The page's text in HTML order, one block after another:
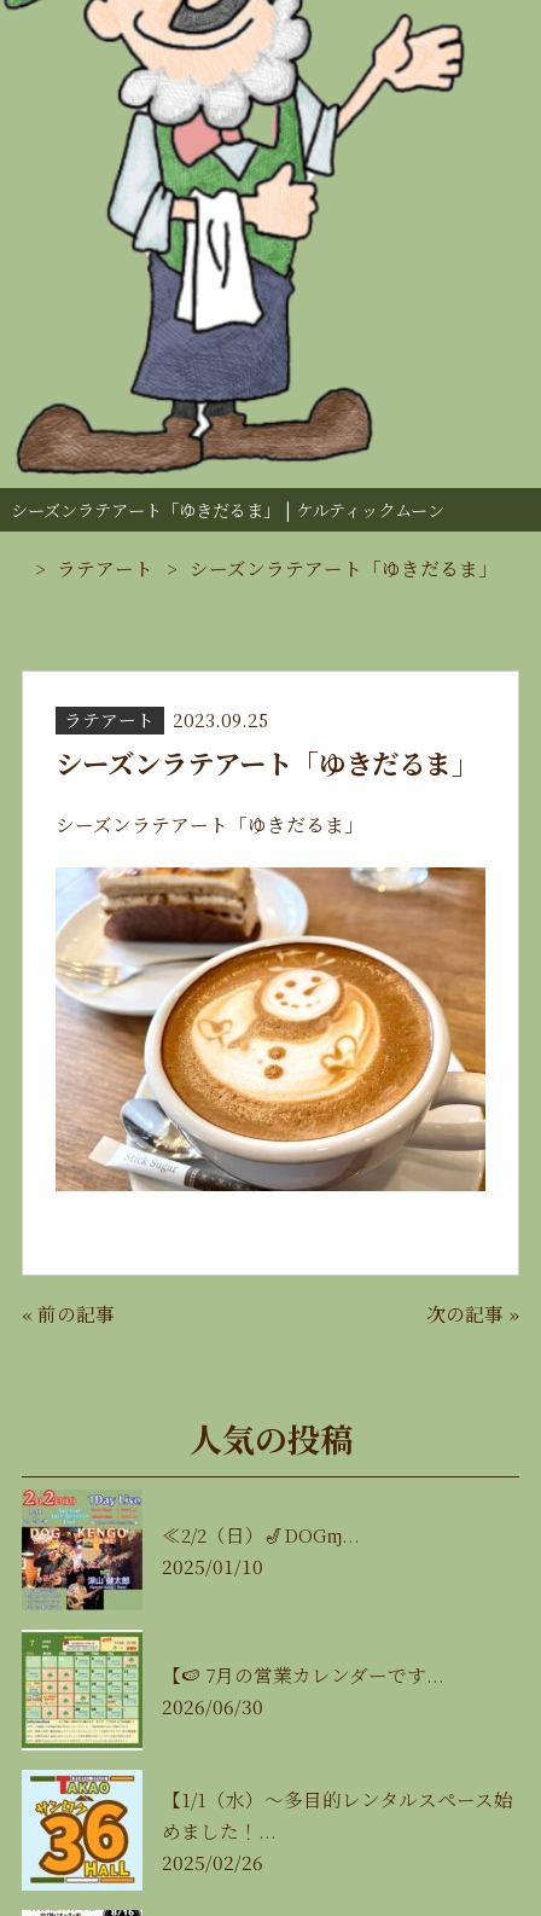
シーズンラテアート「ゆきだるま」 | ケルティックムーン
ラテアート シーズンラテアート「ゆきだるま」
ラテアート 2023.09.25
シーズンラテアート「ゆきだるま」
シーズンラテアート「ゆきだるま」
«前の記事 次の記事 »
人気の投稿
≪2/2（日）🎷DOGɱ...
2025/01/10
【🍉 7月の営業カレンダーです...
2026/06/30
【1/1（水）〜多目的レンタルスペース始
めました！...
2025/02/26